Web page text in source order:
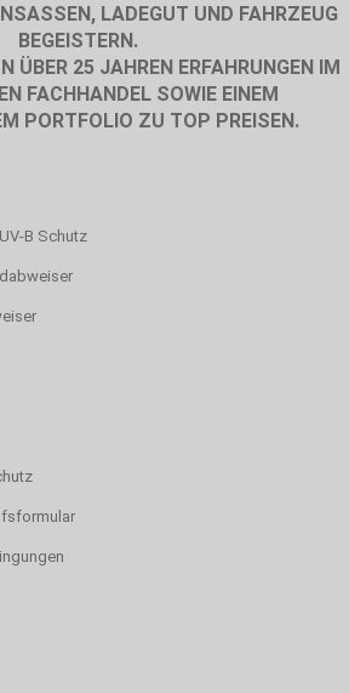
LADEGUT UND FAHRZEUG
BEGEISTERN.
ÜBER 25 JAHREN ERFAHRUNGEN IM
FACHHANDEL SOWIE EINEM
PORTFOLIO ZU TOP PREISEN.
B Schutz